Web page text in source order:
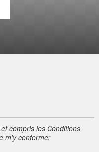
compris les Conditions
m'y conformer